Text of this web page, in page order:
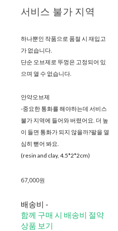
서비스 불가 지역
하나뿐인 작품으로 품절 시 재입고
가 없습니다.
단순 오브제로 뚜껑은 고정되어 있
으며 열 수 없습니다.
안약오브제
-중요한 통화를 해야하는데 서비스
불가 지역에 들어와 버렸어요. 더 높
이 들면 통화가 되지 않을까?팔을 열
심히 뻗어 봐요.
(resin and clay, 4.5*2*2cm)
67,000원
배송비 -
함께 구매 시 배송비 절약
상품 보기